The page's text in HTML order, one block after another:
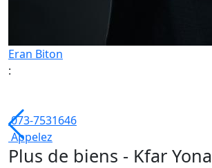
Eran Biton
:
073-7531646
Appelez
Plus de biens - Kfar Yona